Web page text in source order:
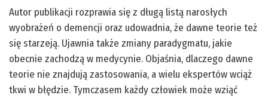
Autor publikacji rozprawia się z długą listą narosłych
wyobrażeń o demencji oraz udowadnia, że dawne teorie też
się starzeją. Ujawnia także zmiany paradygmatu, jakie
obecnie zachodzą w medycynie. Objaśnia, dlaczego dawne
teorie nie znajdują zastosowania, a wielu ekspertów wciąż
tkwi w błędzie. Tymczasem każdy człowiek może wziąć